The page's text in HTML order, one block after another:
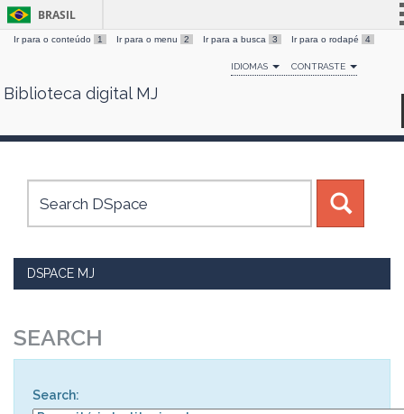
Skip
BRASIL
Simplifique!
Comunica BR
Canais
Ir para o conteúdo 1 Ir para o menu 2 Ir para a busca 3 Ir para o rodapé 4
IDIOMAS CONTRASTE
Biblioteca digital MJ
DSPACE MJ
SEARCH
Search: